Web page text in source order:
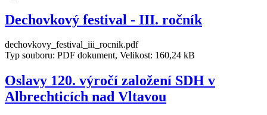
Dechovkový festival - III. ročník
dechovkovy_festival_iii_rocnik.pdf
Typ souboru: PDF dokument, Velikost: 160,24 kB
Oslavy 120. výročí založení SDH v
Albrechticích nad Vltavou